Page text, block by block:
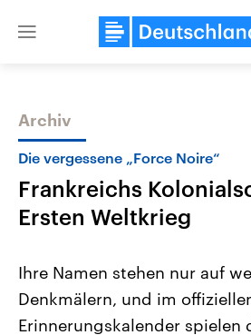
Close
Themen
Landtagswahl Sachsen-Anhalt
2026
Archiv
Die vergessene „Force Noire“
Frankreichs
Ersten Weltkrieg
Ihre Namen stehen nur auf
Denkmälern, und im
Erinnerungskalender spielen